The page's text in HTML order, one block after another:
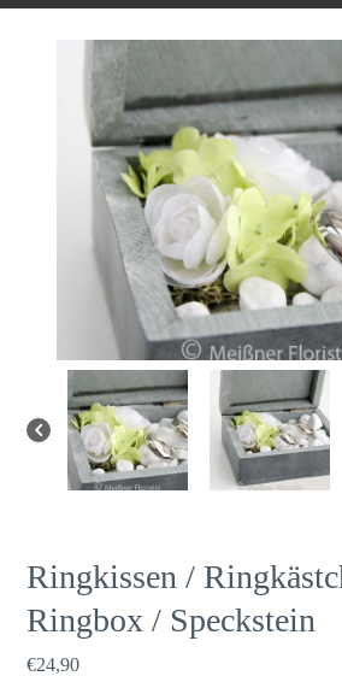
Ringkissen /
Ringbox / Speckstein
€24,90